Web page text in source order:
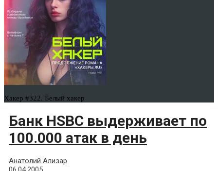
Хакер #322. Белый хакер
Банк HSBC выдерживает по
100.000 атак в день
Анатолий Ализар